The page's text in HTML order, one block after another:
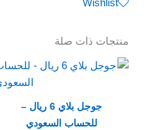
Wishlist
منتجات ذات صلة
جوجل بلاي 6 ريال –
للحساب السعودي